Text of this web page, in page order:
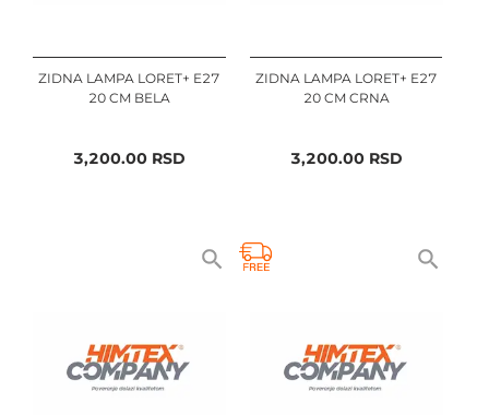
ZIDNA LAMPA LORET+ E27
20 CM BELA
3,200.00RSD
ZIDNA LAMPA LORET+ E27
20 CM CRNA
3,200.00RSD